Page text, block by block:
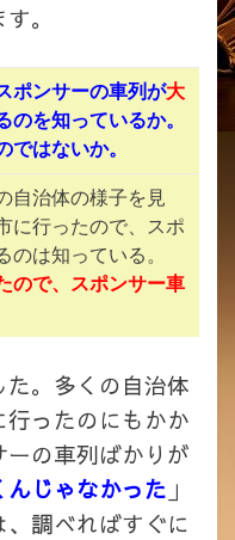
。
ポンサーの車列が大
のを知っているか。
ではないか。
自治体の様子を見
に行ったので、スポ
のは知っている。
ので、スポンサー車
。多くの自治体
ったのにもかか
の車列ばかりが
んじゃなかった 」
調べればすぐに